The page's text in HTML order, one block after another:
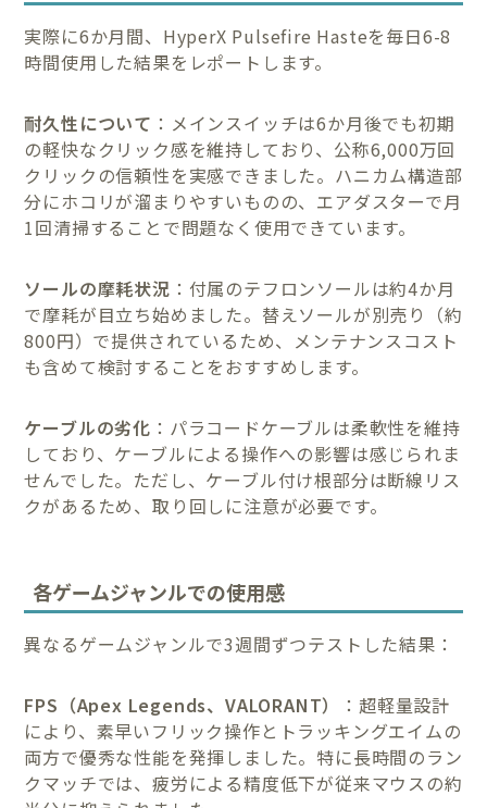
実際に6か月間、HyperX Pulsefire Hasteを毎日6-8
時間使用した結果をレポートします。
耐久性について ：メインスイッチは6か月後でも初期
の軽快なクリック感を維持しており、公称6,000万回
クリックの信頼性を実感できました。ハニカム構造部
分にホコリが溜まりやすいものの、エアダスターで月
1回清掃することで問題なく使用できています。
ソールの摩耗状況 ：付属のテフロンソールは約4か月
で摩耗が目立ち始めました。替えソールが別売り（約
800円）で提供されているため、メンテナンスコスト
も含めて検討することをおすすめします。
ケーブルの劣化 ：パラコードケーブルは柔軟性を維持
しており、ケーブルによる操作への影響は感じられま
せんでした。ただし、ケーブル付け根部分は断線リス
クがあるため、取り回しに注意が必要です。
各ゲームジャンルでの使用感
異なるゲームジャンルで3週間ずつテストした結果：
FPS（Apex Legends、VALORANT）
：超軽量設計
により、素早いフリック操作とトラッキングエイムの
両方で優秀な性能を発揮しました。特に長時間のラン
クマッチでは、疲労による精度低下が従来マウスの約